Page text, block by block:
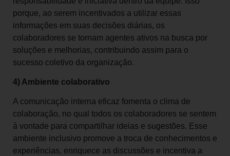
porque, ao serem incentivados a utilizar essas
informações em suas decisões diárias, os
colaboradores se tornam agentes ativos na busca por
soluções e melhorias, contribuindo assim para o
sucesso coletivo da organização.
4) Ambiente colaborativo
A comunicação interna eficaz fomenta o clima de
colaboração, no qual todos os colaboradores se sentem
à vontade para compartilhar ideias e sugestões. Esse
ambiente inclusivo promove a troca de conhecimentos e
experiências, enriquece as discussões e incentiva a